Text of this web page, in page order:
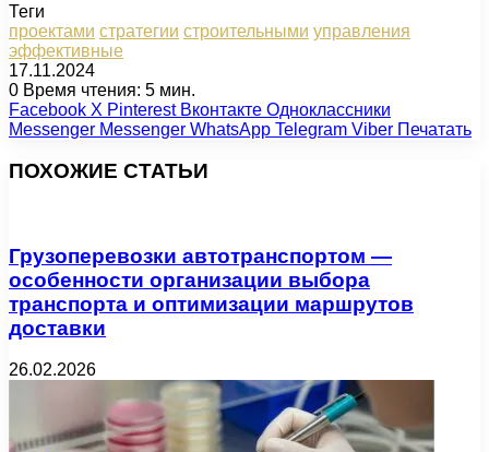
Теги
проектами стратегии строительными управления
эффективные
17.11.2024
0 Время чтения: 5 мин.
Facebook X Pinterest Вконтакте Одноклассники
Messenger Messenger WhatsApp Telegram Viber Печатать
ПОХОЖИЕ СТАТЬИ
Грузоперевозки автотранспортом —
особенности организации выбора
транспорта и оптимизации маршрутов
доставки
26.02.2026